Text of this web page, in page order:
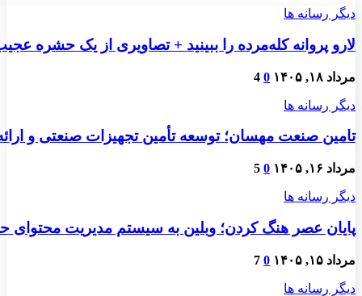
دیگر رسانه ها
لارو پروانه کله‌مرده را ببینید + تصاویری از یک حشره
مرداد ۱۸, ۱۴۰۵ 0
4
دیگر رسانه ها
تامین صنعت مهسان؛ توسعه تأمین تجهیزات صنعتی و
مرداد ۱۶, ۱۴۰۵ 0
5
دیگر رسانه ها
پایان عصر هنگ کردن؛ وبلین به سیستم مدیریت محتوای
مرداد ۱۵, ۱۴۰۵ 0
7
دیگر رسانه ها